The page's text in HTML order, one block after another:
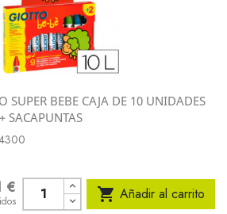
SUPER BEBE CAJA DE 10 UNIDADES
SACAPUNTAS
€  Añadir al carrito